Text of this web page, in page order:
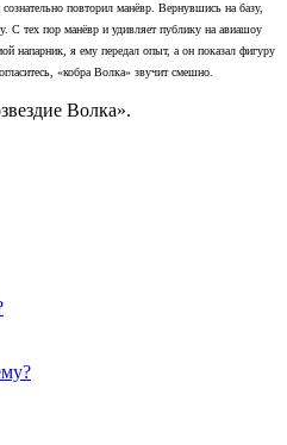
повторил манёвр. Вернувшись на базу,
С тех пор манёвр и удивляет публику на авиашоу
напарник, я ему передал опыт, а он показал фигуру
«кобра Волка» звучит смешно.
Волка».